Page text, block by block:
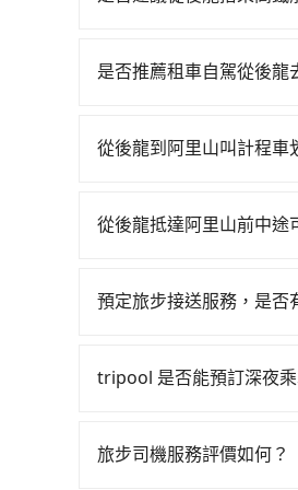
21:58，苗栗-嘉義一天最
排班的計程車，搭上小黃
一輛小黃了，苗栗縣少部
如果你是三人以下要乘車
是否推薦租車自駕從後龍
租賃。一般租車以天為
100~2,000元不等的費用
車行營業時間做租還動作
從後龍到阿里山叫計程車
栗縣後龍鎮當地唯一的計
隔天也要原路返回，阿里
座廂型車最高可省$3,700
從後龍抵達阿里山前中途
程數5公里內加收200元
預定旅步接送服務，是
價錢更優惠」，即可獲取
tripool 是否能預訂深夜乘
旅步司機服務評價如何？